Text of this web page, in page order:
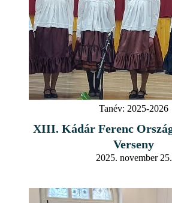
Tanév: 2025-2026
XIII. Kádár Ferenc
Verseny
2025. november 25.